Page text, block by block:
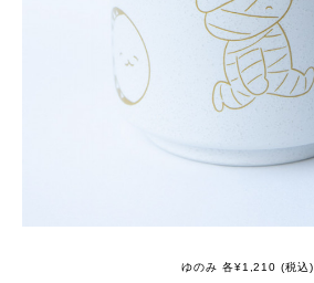
ゆのみ 各¥1,210 (税込)